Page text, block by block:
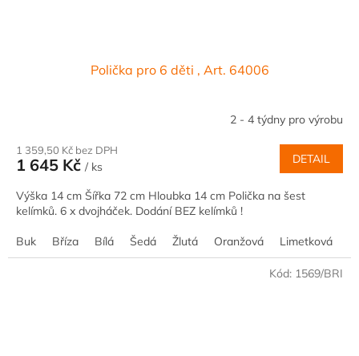
Polička pro 6 děti , Art. 64006
2 - 4 týdny pro výrobu
1 359,50 Kč bez DPH
1 645 Kč / ks
DETAIL
Výška 14 cm Šířka 72 cm Hloubka 14 cm Polička na šest
kelímků. 6 x dvojháček. Dodání BEZ kelímků !
Buk Bříza Bílá Šedá Žlutá Oranžová Limetková
Kód: 1569/BRI